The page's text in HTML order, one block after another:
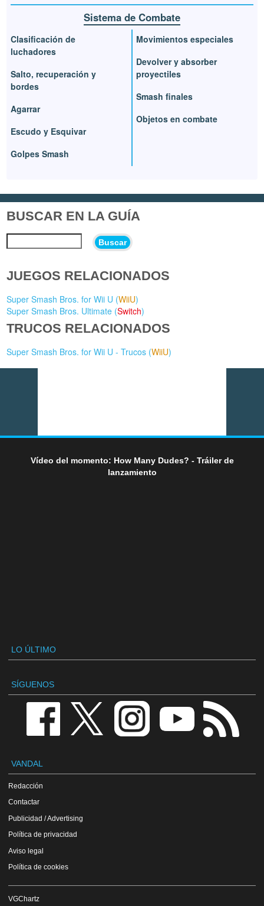
Sistema de Combate
Clasificación de
luchadores
Salto, recuperación y
bordes
Agarrar
Escudo y Esquivar
Golpes Smash
Movimientos especiales
Devolver y absorber
proyectiles
Smash finales
Objetos en combate
BUSCAR EN LA GUÍA
Buscar
JUEGOS RELACIONADOS
Super Smash Bros. for Wii U (WiiU)
Super Smash Bros. Ultimate (Switch)
TRUCOS RELACIONADOS
Super Smash Bros. for Wii U - Trucos (WiiU)
Vídeo del momento: How Many Dudes? - Tráiler de
lanzamiento
LO ÚLTIMO
SÍGUENOS
VANDAL
Redacción
Contactar
Publicidad / Advertising
Política de privacidad
Aviso legal
Política de cookies
VGChartz